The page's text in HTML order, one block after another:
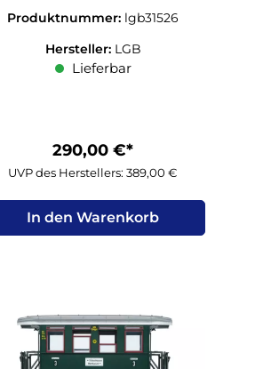
Produktnummer: lgb31526
Hersteller: LGB
Lieferbar
290,00 €*
UVP des Herstellers: 389,00 €
In den Warenkorb